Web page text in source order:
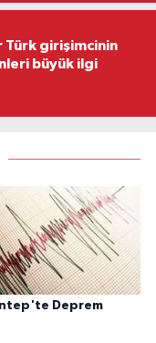
Türk girişimcinin
büyük ilgi
Deprem